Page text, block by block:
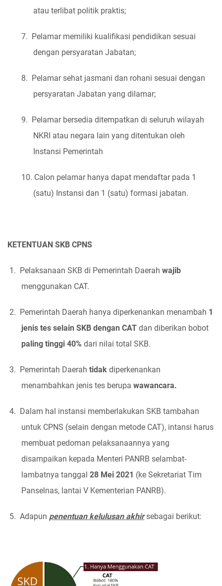
atau terlibat politik praktis;
7. Pelamar memiliki kualifikasi pendidikan sesuai
dengan persyaratan Jabatan;
8. Pelamar sehat jasmani dan rohani sesuai dengan
persyaratan Jabatan yang dilamar;
9. Pelamar bersedia ditempatkan di seluruh wilayah
NKRI atau negara lain yang ditentukan oleh
Instansi Pemerintah
10. Calon pelamar hanya dapat mendaftar pada 1
(satu) Instansi dan 1 (satu) formasi jabatan.
KETENTUAN SKB CPNS
1. Pelaksanaan SKB di Pemerintah Daerahwajib
menggunakan CAT.
2. Pemerintah Daerah hanya diperkenankan menambah 1
jenis tes selain SKB dengan CAT dan diberikan bobot
paling tinggi 40% dari nilai total SKB.
3. Pemerintah Daerahtidak diperkenankan
menambahkan jenis tes berupawawancara.
4. Dalam hal instansi memberlakukan SKB tambahan
untuk CPNS (selain dengan metode CAT), intansi harus
membuat pedoman pelaksanaannya yang
disampaikan kepada Menteri PANRB selambat-
lambatnya tanggal28 Mei 2021 (ke Sekretariat Tim
Panselnas, lantai V Kementerian PANRB).
5. Adapun penentuan kelulusan akhirsebagai berikut: